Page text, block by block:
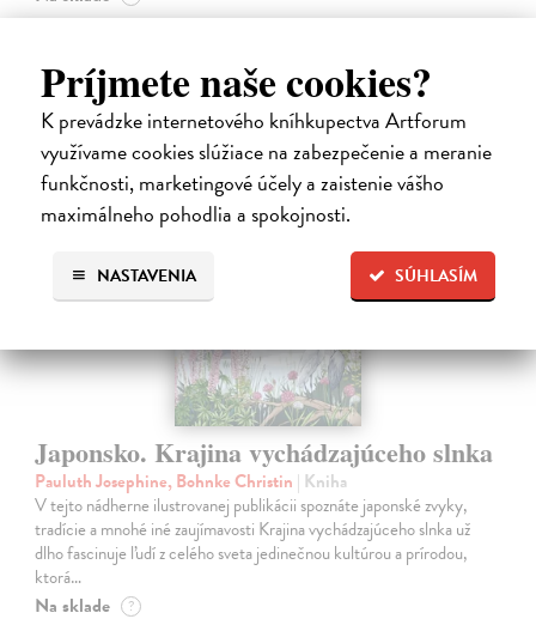
Príjmete naše cookies?
K prevádzke internetového kníhkupectva Artforum
využívame cookies slúžiace na zabezpečenie a meranie
funkčnosti, marketingové účely a zaistenie vášho
maximálneho pohodlia a spokojnosti.
SÚHLASÍM
NASTAVENIA
14,95 € ?
Japonsko. Krajina vychádzajúceho slnka
Pauluth Josephine, Bohnke Christin | Kniha
V tejto nádherne ilustrovanej publikácii spoznáte japonské zvyky,
tradície a mnohé iné zaujímavosti Krajina vychádzajúceho slnka už
dlho fascinuje ľudí z celého sveta jedinečnou kultúrou a prírodou,
ktorá…
Na sklade ?